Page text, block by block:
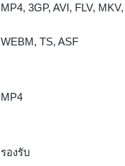
MP4, 3GP, AVI, FLV, MKV,
WEBM, TS, ASF
MP4
รองรับ